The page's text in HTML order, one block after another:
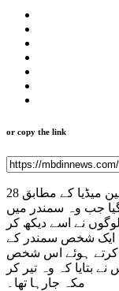
or copy the link
ملائیشیا (تازہ ترین – 06 اگست2021ء) ملائیشین میڈیا کے مطابق 28
جب وہ سمندر میں
نے اسے دیکھ کر
ایک شخص سمندر کے
کرتے ہوئے اس شخص
بتایا کہ وہ تیر کر
مکہ جارہا تھا۔